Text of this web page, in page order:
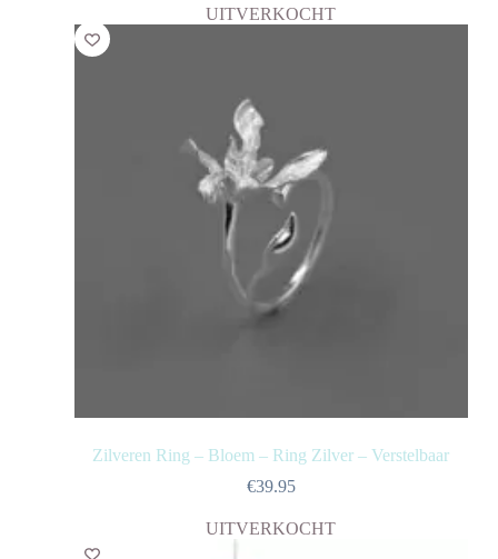
UITVERKOCHT
Zilveren Ring – Bloem – Ring Zilver – Verstelbaar
€39.95
UITVERKOCHT